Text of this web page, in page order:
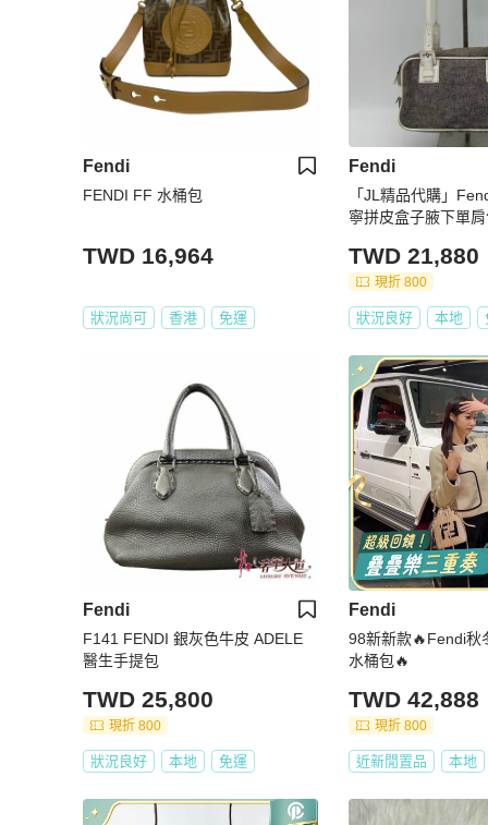
Fendi
FENDI FF 水桶包
TWD 16,964
狀況尚可 香港 免運
Fendi
「JL精品代購」
寧拼皮盒子腋下單
TWD 21,880
現折 800
狀況良好 本地
Fendi
F141 FENDI 銀灰色牛皮 ADELE
醫生手提包
TWD 25,800
現折 800
狀況良好 本地 免運
Fendi
98新新款🔥Fendi秋
水桶包🔥
TWD 42,888
現折 800
近新閒置品 本地